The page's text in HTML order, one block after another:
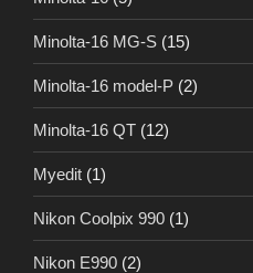
Minolta-16 MG-S (15)
Minolta-16 model-P (2)
Minolta-16 QT (12)
Myedit (1)
Nikon Coolpix 990 (1)
Nikon E990 (2)